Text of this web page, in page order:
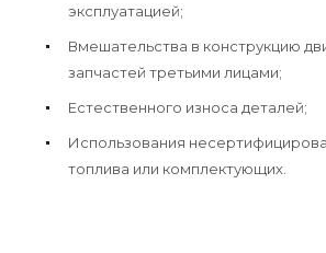
эксплуатацией;
Вмешательства в конструкцию
запчастей третьими лицами;
Естественного износа деталей;
Использования
топлива или комплектующих.